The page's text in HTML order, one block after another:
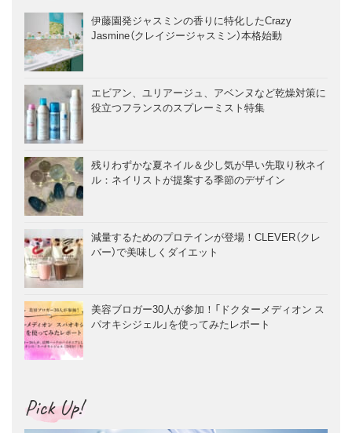
伊藤園発ジャスミンの香りに特化したCrazy
Jasmine（クレイジージャスミン）本格始動
エビアン、ユリアージュ、アベンヌなど乾燥対策に
役立つフランスのスプレーミスト特集
残りわずかな夏ネイル＆少し気が早い先取り秋ネイ
ル：ネイリストが提案する季節のデザイン
減量するためのプロテインが登場！CLEVER（クレ
バー）で美味しくダイエット
美容ブロガー30人が参加！「ドクターメディオン ス
パオキシジェル」を使ってみたレポート
Pick Up!